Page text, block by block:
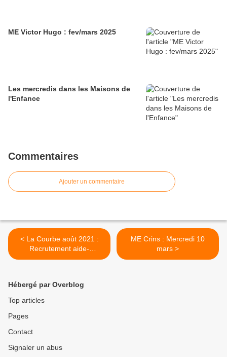
ME Victor Hugo : fev/mars 2025
Les mercredis dans les Maisons de
l'Enfance
Commentaires
Ajouter un commentaire
< La Courbe août 2021 :
Recrutement aide-
animateur
ME Crins : Mercredi 10
mars >
Hébergé par Overblog
Top articles
Pages
Contact
Signaler un abus